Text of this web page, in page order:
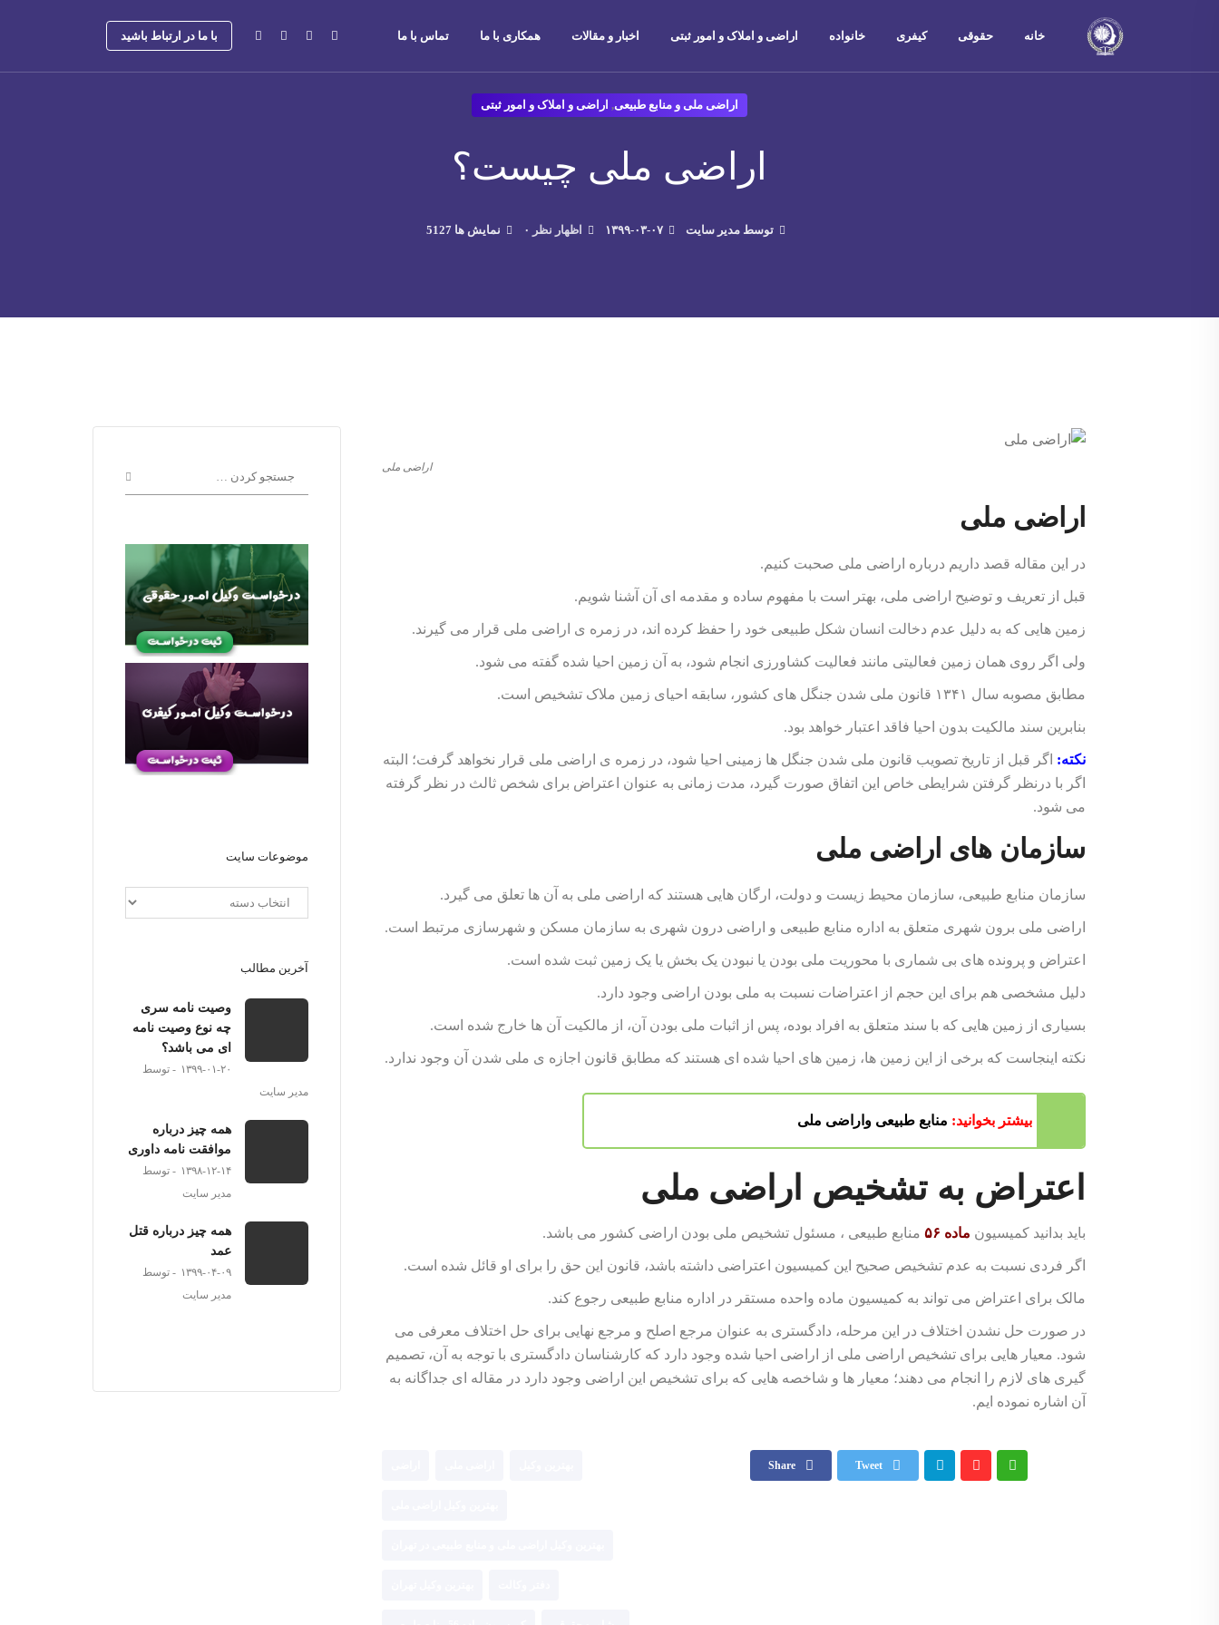
با ما در ارتباط باشید خانه حقوقی کیفری خانواده اراضی و املاک و امور ثبتی اخبار و مقالات همکاری با ما تماس با ما
اراضی ملی و منابع طبیعی, اراضی و املاک و امور ثبتی
اراضی ملی چیست؟
توسط مدیر سایت ۱۳۹۹-۰۳-۰۷ ۰ اظهار نظر 5127 نمایش ها
موضوعات سایت
آخرین مطالب
وصیت نامه سری
چه نوع وصیت نامه
ای می باشد؟
۱۳۹۹-۰۱-۲۰
توسط
مدیر سایت
همه چیز درباره
موافقت نامه داوری
۱۳۹۸-۱۲-۱۴
توسط
مدیر سایت
همه چیز درباره قتل
عمد
۱۳۹۹-۰۴-۰۹
توسط
مدیر سایت
اراضی ملی
اراضی ملی
در این مقاله قصد داریم درباره اراضی ملی صحبت کنیم.
قبل از تعریف و توضیح اراضی ملی، بهتر است با مفهوم ساده و مقدمه ای آن آشنا شویم.
زمین هایی که به دلیل عدم دخالت انسان شکل طبیعی خود را حفظ کرده اند، در زمره ی اراضی ملی قرار می گیرند.
ولی اگر روی همان زمین فعالیتی مانند فعالیت کشاورزی انجام شود، به آن زمین احیا شده گفته می شود.
مطابق مصوبه سال ۱۳۴۱ قانون ملی شدن جنگل های کشور، سابقه احیای زمین ملاک تشخیص است.
بنابرین سند مالکیت بدون احیا فاقد اعتبار خواهد بود.
نکته: اگر قبل از تاریخ تصویب قانون ملی شدن جنگل ها زمینی احیا شود، در زمره ی اراضی ملی قرار نخواهد گرفت؛ البته
اگر با درنظر گرفتن شرایطی خاص این اتفاق صورت گیرد، مدت زمانی به عنوان اعتراض برای شخص ثالث در نظر گرفته
می شود.
سازمان های اراضی ملی
سازمان منابع طبیعی، سازمان محیط زیست و دولت، ارگان هایی هستند که اراضی ملی به آن ها تعلق می گیرد.
اراضی ملی برون شهری متعلق به اداره منابع طبیعی و اراضی درون شهری به سازمان مسکن و شهرسازی مرتبط است.
اعتراض و پرونده های بی شماری با محوریت ملی بودن یا نبودن یک بخش یا یک زمین ثبت شده است.
دلیل مشخصی هم برای این حجم از اعتراضات نسبت به ملی بودن اراضی وجود دارد.
بسیاری از زمین هایی که با سند متعلق به افراد بوده، پس از اثبات ملی بودن آن، از مالکیت آن ها خارج شده است.
نکته اینجاست که برخی از این زمین ها، زمین های احیا شده ای هستند که مطابق قانون اجازه ی ملی شدن آن وجود ندارد.
بیشتر بخوانید: منابع طبیعی واراضی ملی
اعتراض به تشخیص اراضی ملی
باید بدانید کمیسیون ماده ۵۶ منابع طبیعی ، مسئول تشخیص ملی بودن اراضی کشور می باشد.
اگر فردی نسبت به عدم تشخیص صحیح این کمیسیون اعتراضی داشته باشد، قانون این حق را برای او قائل شده است.
مالک برای اعتراض می تواند به کمیسیون ماده واحده مستقر در اداره منابع طبیعی رجوع کند.
در صورت حل نشدن اختلاف در این مرحله، دادگستری به عنوان مرجع اصلح و مرجع نهایی برای حل اختلاف معرفی می
شود. معیار هایی برای تشخیص اراضی ملی از اراضی احیا شده وجود دارد که کارشناسان دادگستری با توجه به آن، تصمیم
گیری های لازم را انجام می دهند؛ معیار ها و شاخصه هایی که برای تشخیص این اراضی وجود دارد در مقاله ای جداگانه به
آن اشاره نموده ایم.
Share Tweet